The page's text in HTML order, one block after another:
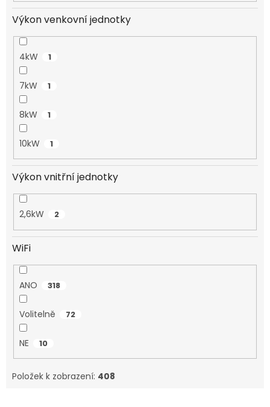
Výkon venkovní jednotky
4kW 1
7kW 1
8kW 1
10kW 1
Výkon vnitřní jednotky
2,6kW 2
WiFi
ANO 318
Volitelně 72
NE 10
Položek k zobrazení: 408